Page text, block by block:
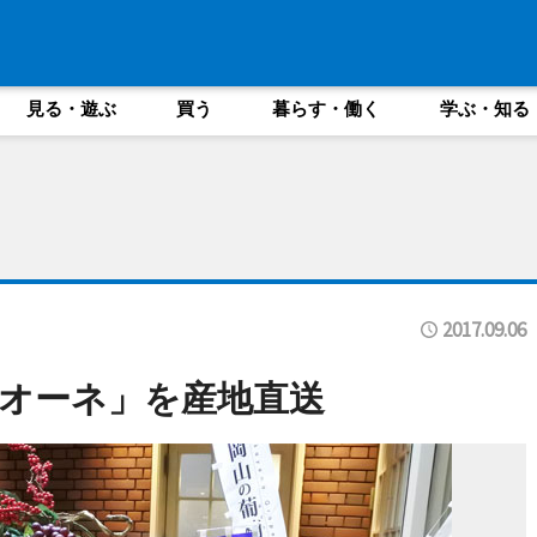
見る・遊ぶ 買う 暮らす・働く 学ぶ・知る
2017.09.06
ーネ」を産地直送